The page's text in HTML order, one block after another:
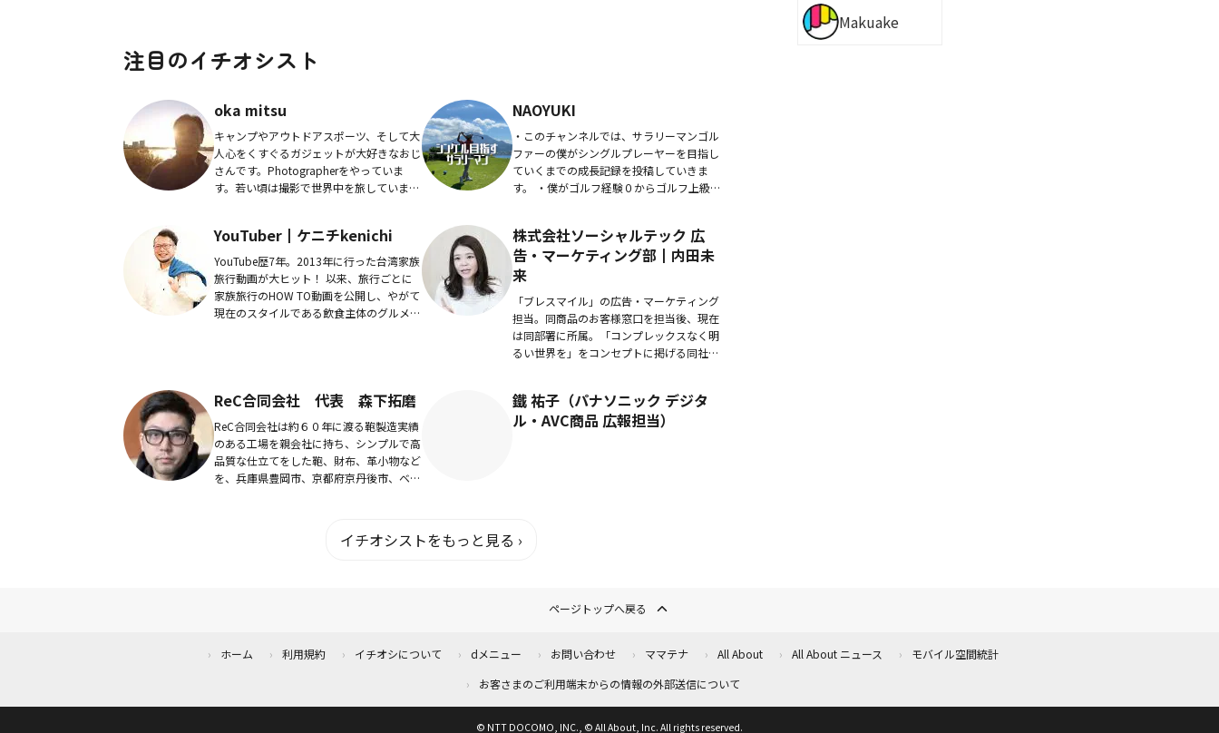
注目のイチオシスト
oka mitsu
キャンプやアウトドアスポーツ、そして大
人心をくすぐるガジェットが大好きなおじ
さんです。Photographerをやっていま
す。若い頃は撮影で世界中を旅していまし
NAOYUKI
・このチャンネルでは、サラリーマンゴル
ファーの僕がシングルプレーヤーを目指し
ていくまでの成長記録を投稿していきま
す。 ・僕がゴルフ経験０からゴルフ上級
練習法を...
YouTuber┃ケニチkenichi
YouTube歴7年。2013年に行った台湾家族
旅行動画が大ヒット！ 以来、旅行ごとに
家族旅行のHOW TO動画を公開し、やがて
現在のスタイルである飲食主体のグルメ動
株式会社ソーシャルテック 広
告・マーケティング部┃内田未
来
「ブレスマイル」の広告・マーケティング
担当。同商品のお客様窓口を担当後、現在
は同部署に所属。「コンプレックスなく明
るい世界を」をコンセプトに掲げる同社で
た“コンプレ...
ReC合同会社 代表 森下拓磨
ReC合同会社は約６０年に渡る鞄製造実績
のある工場を親会社に持ち、シンプルで高
品質な仕立てをした鞄、財布、革小物など
を、兵庫県豊岡市、京都府京丹後市、ベト
鐵 祐子（パナソニック デジタ
ル・AVC商品 広報担当）
イチオシストをもっと見る ›
Makuake
ページトップへ戻る
ホーム 利用規約 イチオシについて dメニュー お問い合わせ ママテナ All About All About ニュース
モバイル空間統計
お客さまのご利用端末からの情報の外部送信について
© NTT DOCOMO, INC., © All About, Inc. All rights reserved.